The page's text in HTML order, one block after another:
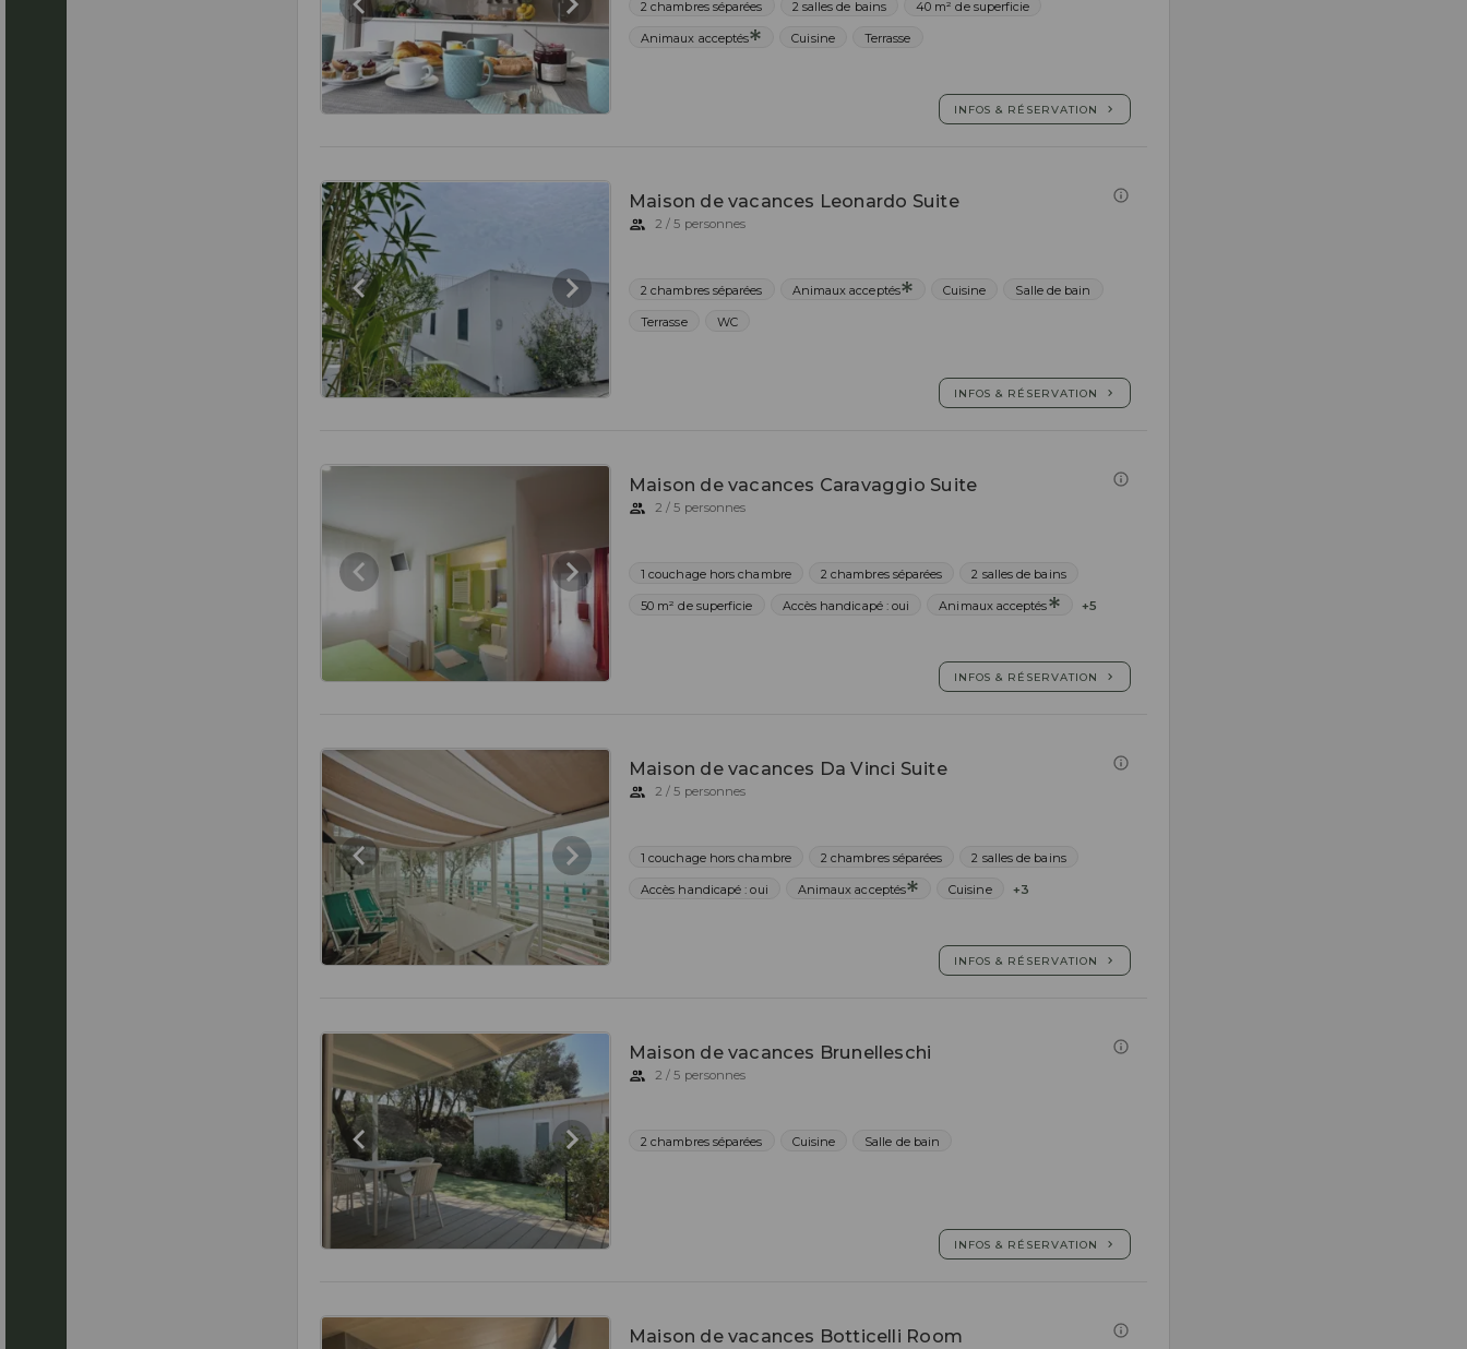
2 chambres séparées 2 salles de bains 40 m² de superficie
Animaux acceptés Cuisine Terrasse
INFOS & RÉSERVATION
Maison de vacances Leonardo Suite
2 / 5 personnes
2 chambres séparées Animaux acceptés Cuisine Salle de bain
Terrasse WC
INFOS & RÉSERVATION
Maison de vacances Caravaggio Suite
2 / 5 personnes
1 couchage hors chambre 2 chambres séparées 2 salles de bains
50 m² de superficie Accès handicapé : oui Animaux acceptés +5
INFOS & RÉSERVATION
Maison de vacances Da Vinci Suite
2 / 5 personnes
1 couchage hors chambre 2 chambres séparées 2 salles de bains
Accès handicapé : oui Animaux acceptés Cuisine +3
INFOS & RÉSERVATION
Maison de vacances Brunelleschi
2 / 5 personnes
2 chambres séparées Cuisine Salle de bain
INFOS & RÉSERVATION
Maison de vacances Botticelli Room